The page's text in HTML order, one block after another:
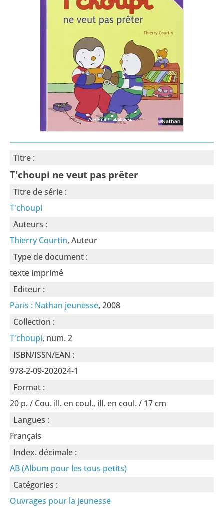
Titre :
T'choupi ne veut pas prêter
Titre de série :
T'choupi
Auteurs :
Thierry Courtin, Auteur
Type de document :
texte imprimé
Editeur :
Paris : Nathan jeunesse, 2008
Collection :
T'choupi, num. 2
ISBN/ISSN/EAN :
978-2-09-202024-1
Format :
20 p. / Cou. ill. en coul., ill. en coul. / 17 cm
Langues :
Français
Index. décimale :
AB (Album pour les tous petits)
Catégories :
Ouvrages pour la jeunesse